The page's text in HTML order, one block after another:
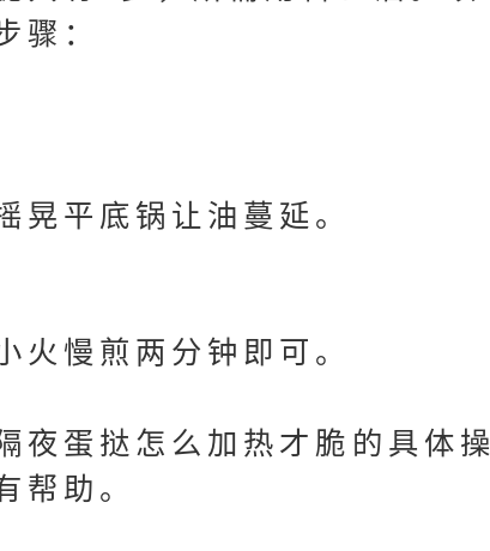
骤：
晃平底锅让油蔓延。
火慢煎两分钟即可。
夜蛋挞怎么加热才脆的具体操
帮助。